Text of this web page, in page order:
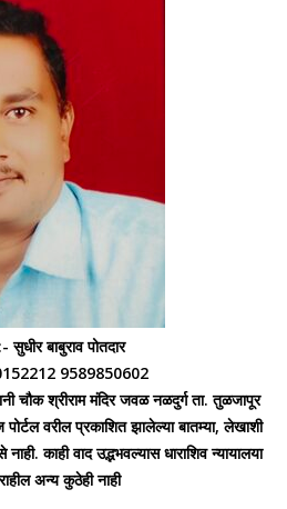
बाबुराव पोतदार
9589850602
चौक श्रीराम मंदिर जवळ नळदुर्ग ता. तुळजापूर
वरील प्रकाशित झालेल्या बातम्या, लेखाशी
काही वाद उद्भभवल्यास धाराशिव न्यायालया
अन्य कुठेही नाही